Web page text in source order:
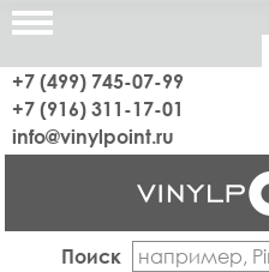
+7 (499) 745-07-99
+7 (916) 311-17-01
info@vinylpoint.ru
Поиск